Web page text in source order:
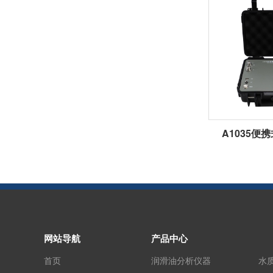
A1035便
网站导航
首页
产品中心
润滑油分析仪器 水